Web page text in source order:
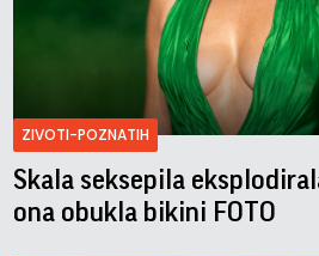
ZIVOTI-POZNATIH
Skala seksepila
ona obukla bikini FOTO